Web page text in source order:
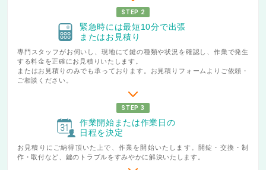
STEP 2
緊急時には最短10分で出張
またはお見積り
専門スタッフがお伺いし、現地にて鍵の種類や状況を確認し、作業で発生
する料金を正確にお見積りいたします。
またはお見積りのみでも承っております。お見積りフォームよりご依頼・
ご相談ください。
STEP 3
作業開始または作業日の
日程を決定
お見積りにご納得頂いた上で、作業を開始いたします。開錠・交換・制
作・取付など、鍵のトラブルをすみやかに解決いたします。